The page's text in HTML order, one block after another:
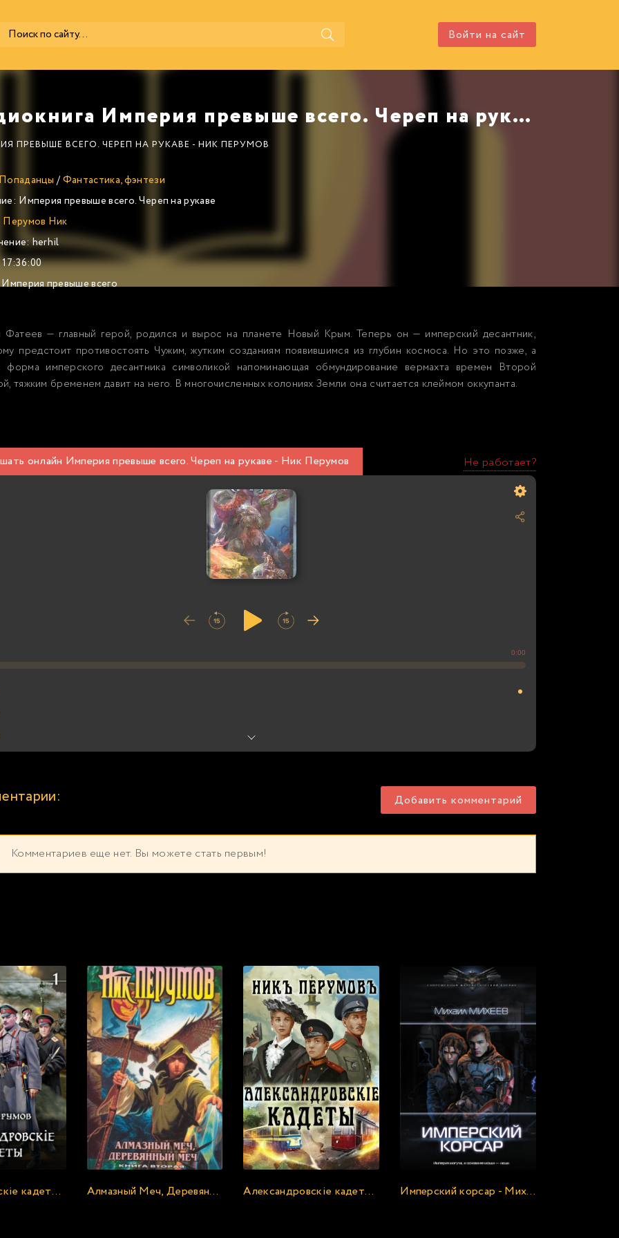
Войти на сайт
Аудиокнига Империя превыше всего. Череп на рукаве автора Перумов Ник
ПРЕВЫШЕ ВСЕГО. ЧЕРЕП НА РУКАВЕ - НИК ПЕРУМОВ
Попаданцы /Фантастика, фэнтези
Империя превыше всего. Череп на рукаве
Перумов Ник
herhil
17:36:00
превыше всего
Фатеев — главный герой, родился и вырос на планете Новый Крым. Теперь он — имперский десантник,
предстоит противостоять Чужим, жутким созданиям появившимся из глубин космоса. Но это позже, а
форма имперского десантника символикой напоминающая обмундирование вермахта времен Второй
тяжким бременем давит на него. В многочисленных колониях Земли она считается клеймом оккупанта.
онлайн Империя превыше всего. Череп на рукаве - Ник Перумов Не работает?
0:00
Добавить комментарий
Комментариев еще нет. Вы можете стать первым!
Александровскіе кадеты. Том 1 - Ник Перумов Алмазный Меч, Деревянный Меч. Книга 2 - Ник Перумов Александровскiе кадеты - Ник Перумов (1) Имперский корсар - Михаил Михеев